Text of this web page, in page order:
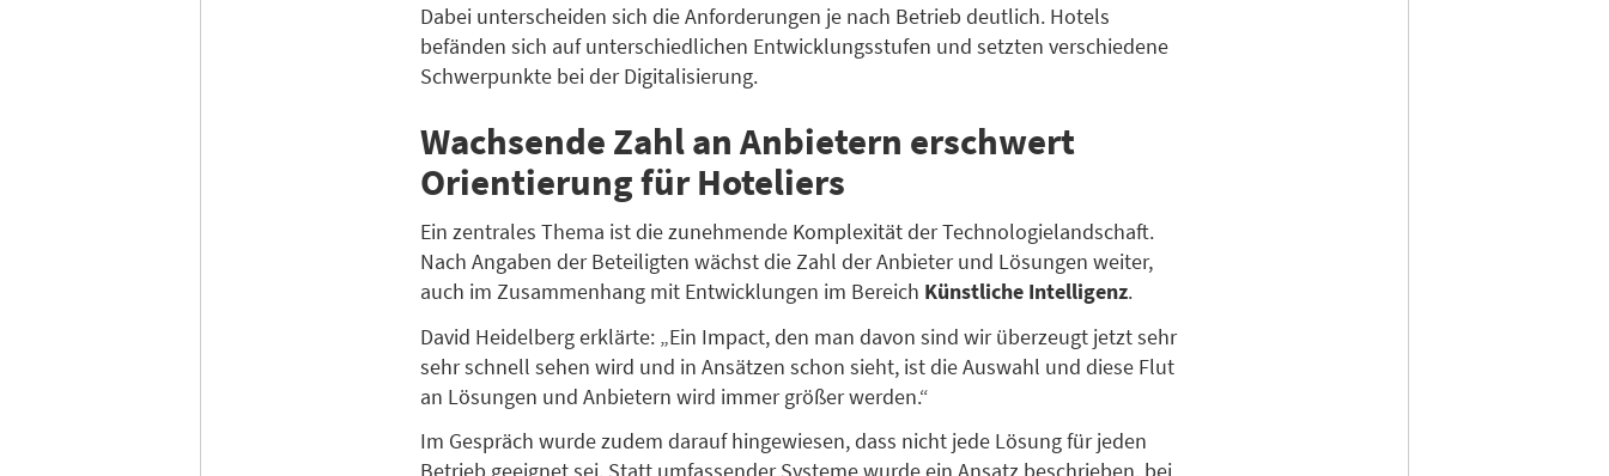
Dabei unterscheiden sich die Anforderungen je nach Betrieb deutlich. Hotels
befänden sich auf unterschiedlichen Entwicklungsstufen und setzten verschiedene
Schwerpunkte bei der Digitalisierung.
Wachsende Zahl an Anbietern erschwert
Orientierung für Hoteliers
Ein zentrales Thema ist die zunehmende Komplexität der Technologielandschaft.
Nach Angaben der Beteiligten wächst die Zahl der Anbieter und Lösungen weiter,
auch im Zusammenhang mit Entwicklungen im Bereich Künstliche Intelligenz.
David Heidelberg erklärte: „Ein Impact, den man davon sind wir überzeugt jetzt sehr
sehr schnell sehen wird und in Ansätzen schon sieht, ist die Auswahl und diese Flut
an Lösungen und Anbietern wird immer größer werden.“
Im Gespräch wurde zudem darauf hingewiesen, dass nicht jede Lösung für jeden